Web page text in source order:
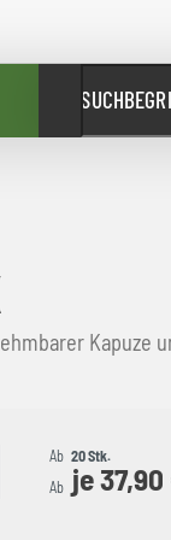
Kapuze
Ab 20 Stk.
Ab je